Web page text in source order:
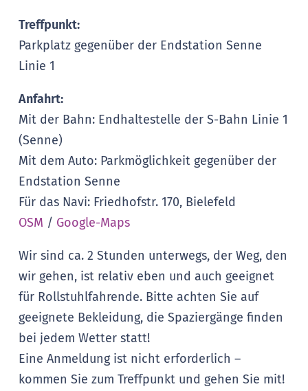
Treffpunkt:
Parkplatz gegenüber der Endstation Senne
Linie 1
Anfahrt:
Mit der Bahn: Endhaltestelle der S-Bahn Linie 1
(Senne)
Mit dem Auto: Parkmöglichkeit gegenüber der
Endstation Senne
Für das Navi: Friedhofstr. 170, Bielefeld
OSM / Google-Maps
Wir sind ca. 2 Stunden unterwegs, der Weg, den
wir gehen, ist relativ eben und auch geeignet
für Rollstuhlfahrende. Bitte achten Sie auf
geeignete Bekleidung, die Spaziergänge finden
bei jedem Wetter statt!
Eine Anmeldung ist nicht erforderlich –
kommen Sie zum Treffpunkt und gehen Sie mit!